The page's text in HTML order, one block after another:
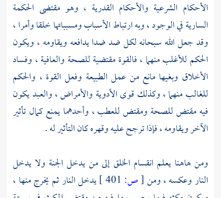
الأحكام الشرعية والأحكام القدرية ، وهو مقتضى الحكمة
السارية في الوجود ، وبه ارتباط الأسباب ومسبباتها خلقا وأمرا ،
وقد جعل الله سبحانه لكل ضد ضدا يدافعه ويقاومه ، ويكون
الحكم للأغلب منهما ، فالقوة مقتضية للصحة والعافية ، وفساد
الأخلاق وبغيها مانع من عمل الطبيعة وفعل القوة ، والحكم
للغالب منهما ، وكذلك قوى الأدوية والأمراض ، والعبد يكون
فيه مقتض للصحة ومقتض للعطب ، وأحدهما يمنع كمال تأثير
الآخر ويقاومه ، فإذا ترجح عليه وقهره كان التأثير له .
ومن هاهنا يعلم انقسام الخلق إلى من يدخل الجنة ولا يدخل
النار وعكسه ، ومن[ص:
يدخل النار ثم يخرج منها ،